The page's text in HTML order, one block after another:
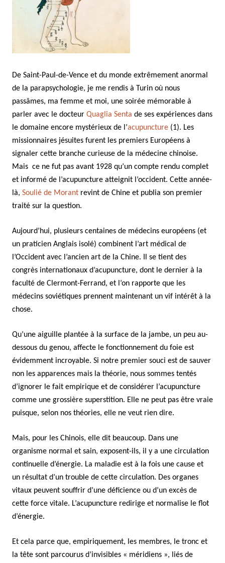
De Saint-Paul-de-Vence et du monde extrêmement anormal
de la parapsychologie, je me rendis à Turin où nous
passâmes, ma femme et moi, une soirée mémorable à
parler avec le docteur Quaglia Senta de ses expériences dans
le domaine encore mystérieux de l’acupuncture (1). Les
missionnaires jésuites furent les premiers Européens à
signaler cette branche curieuse de la médecine chinoise.
Mais ce ne fut pas avant 1928 qu’un compte rendu complet
et informé de l’acupuncture atteignit l’occident. Cette année-
là, Soulié de Morant revint de Chine et publia son premier
traité sur la question.
Aujourd’hui, plusieurs centaines de médecins européens (et
un praticien Anglais isolé) combinent l’art médical de
l’Occident avec l’ancien art de la Chine. Il se tient des
congrès internationaux d’acupuncture, dont le dernier à la
faculté de Clermont-Ferrand, et l’on rapporte que les
médecins soviétiques prennent maintenant un vif intérêt à la
chose.
Qu’une aiguille plantée à la surface de la jambe, un peu au-
dessous du genou, affecte le fonctionnement du foie est
évidemment incroyable. Si notre premier souci est de sauver
non les apparences mais la théorie, nous sommes tentés
d’ignorer le fait empirique et de considérer l’acupuncture
comme une grossière superstition. Elle ne peut pas être vraie
puisque, selon nos théories, elle ne veut rien dire.
Mais, pour les Chinois, elle dit beaucoup. Dans une
organisme normal et sain, exposent-ils, il y a une circulation
continuelle d’énergie. La maladie est à la fois une cause et
un résultat d’un trouble de cette circulation. Des organes
vitaux peuvent souffrir d’une déficience ou d’un excès de
cette force vitale. L’acupuncture redirige et normalise le flot
d’énergie.
Et cela parce que, empiriquement, les membres, le tronc et
la tête sont parcourus d’invisibles « méridiens », liés de